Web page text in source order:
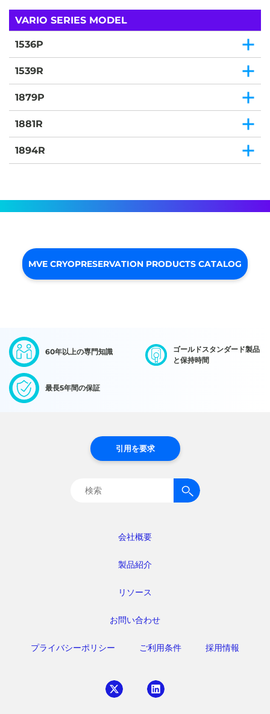
VARIO SERIES MODEL
1536P
1539R
1879P
1881R
1894R
MVE CRYOPRESERVATION PRODUCTS CATALOG
60年以上の専門知識
ゴールドスタンダード製品
と保持時間
最長5年間の保証
会社概要
製品紹介
リソース
お問い合わせ
プライバシーポリシー ご利用条件 採用情報
引用を要求
検